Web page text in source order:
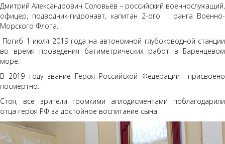
Дмитрий Александрович Соловьёв – российский военнослужащий,
офицер, подводник-гидронавт, капитан 2-ого ранга Военно-
Морского Флота.
Погиб 1 июля 2019 года на автономной глубоководной станции
во время проведения батиметрических работ в Баренцевом
море.
В 2019 году звание Героя Российской Федерации присвоено
посмертно.
Стоя, все зрители громкими аплодисментами поблагодарили
отца героя РФ за достойное воспитание сына.